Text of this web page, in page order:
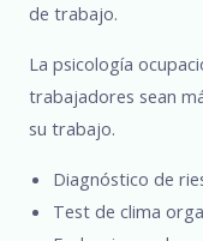
de trabajo.
La psicología
trabajadores sean
su trabajo.
Diagnóstico de
Test de clima